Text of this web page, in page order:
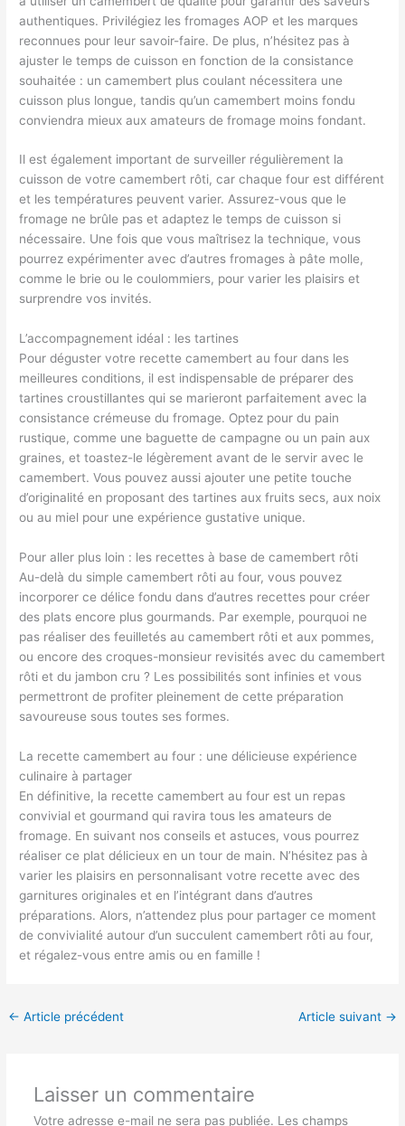
authentiques. Privilégiez les fromages AOP et les marques
reconnues pour leur savoir-faire. De plus, n’hésitez pas à
ajuster le temps de cuisson en fonction de la consistance
souhaitée : un camembert plus coulant nécessitera une
cuisson plus longue, tandis qu’un camembert moins fondu
conviendra mieux aux amateurs de fromage moins fondant.
Il est également important de surveiller régulièrement la
cuisson de votre camembert rôti, car chaque four est différent
et les températures peuvent varier. Assurez-vous que le
fromage ne brûle pas et adaptez le temps de cuisson si
nécessaire. Une fois que vous maîtrisez la technique, vous
pourrez expérimenter avec d’autres fromages à pâte molle,
comme le brie ou le coulommiers, pour varier les plaisirs et
surprendre vos invités.
L’accompagnement idéal : les tartines
Pour déguster votre recette camembert au four dans les
meilleures conditions, il est indispensable de préparer des
tartines croustillantes qui se marieront parfaitement avec la
consistance crémeuse du fromage. Optez pour du pain
rustique, comme une baguette de campagne ou un pain aux
graines, et toastez-le légèrement avant de le servir avec le
camembert. Vous pouvez aussi ajouter une petite touche
d’originalité en proposant des tartines aux fruits secs, aux noix
ou au miel pour une expérience gustative unique.
Pour aller plus loin : les recettes à base de camembert rôti
Au-delà du simple camembert rôti au four, vous pouvez
incorporer ce délice fondu dans d’autres recettes pour créer
des plats encore plus gourmands. Par exemple, pourquoi ne
pas réaliser des feuilletés au camembert rôti et aux pommes,
ou encore des croques-monsieur revisités avec du camembert
rôti et du jambon cru ? Les possibilités sont infinies et vous
permettront de profiter pleinement de cette préparation
savoureuse sous toutes ses formes.
La recette camembert au four : une délicieuse expérience
culinaire à partager
En définitive, la recette camembert au four est un repas
convivial et gourmand qui ravira tous les amateurs de
fromage. En suivant nos conseils et astuces, vous pourrez
réaliser ce plat délicieux en un tour de main. N’hésitez pas à
varier les plaisirs en personnalisant votre recette avec des
garnitures originales et en l’intégrant dans d’autres
préparations. Alors, n’attendez plus pour partager ce moment
de convivialité autour d’un succulent camembert rôti au four,
et régalez-vous entre amis ou en famille !
← Article précédent Article suivant →
Laisser un commentaire
Votre adresse e-mail ne sera pas publiée. Les champs